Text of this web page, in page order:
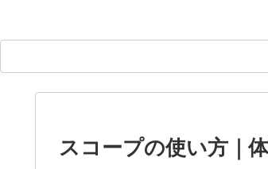
スコープの使い方｜